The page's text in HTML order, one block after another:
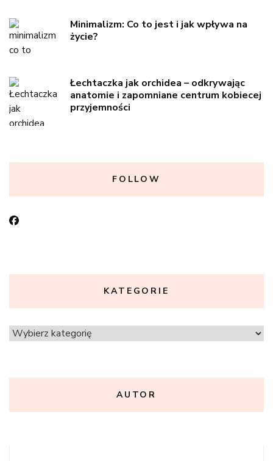
Minimalizm: Co to jest i jak wpływa na
życie?
Łechtaczka jak orchidea – odkrywając
anatomie i zapomniane centrum kobiecej
przyjemności
FOLLOW
KATEGORIE
Kategorie
AUTOR